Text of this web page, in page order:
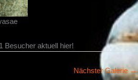
Besucher aktuell hier!
Nächster Galerie →